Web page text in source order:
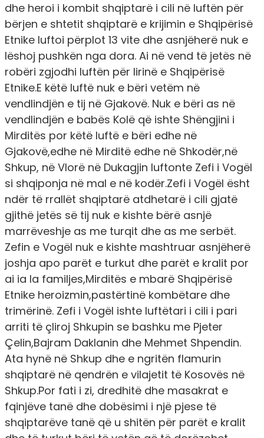
dhe heroi i kombit shqiptarë i cili në luftën për
bërjen e shtetit shqiptarë e krijimin e Shqipërisë
Etnike luftoi përplot 13 vite dhe asnjëherë nuk e
lëshoj pushkën nga dora. Ai në vend të jetës në
robëri zgjodhi luftën për lirinë e Shqipërisë
Etnike.E këtë luftë nuk e bëri vetëm në
vendlindjën e tij në Gjakovë. Nuk e bëri as në
vendlindjën e babës Kolë që ishte Shëngjini i
Mirditës por këtë luftë e bëri edhe në
Gjakovë,edhe në Mirditë edhe në Shkodër,në
Shkup, në Vlorë në Dukagjin luftonte Zefi i Vogël
si shqiponja në mal e në kodër.Zefi i Vogël ësht
ndër të rrallët shqiptarë atdhetarë i cili gjatë
gjithë jetës së tij nuk e kishte bërë asnjë
marrëveshje as me turqit dhe as me serbët.
Zefin e Vogël nuk e kishte mashtruar asnjëherë
joshja apo parët e turkut dhe parët e kralit por
ai ia la familjes,Mirditës e mbarë Shqipërisë
Etnike heroizmin,pastërtinë kombëtare dhe
trimërinë. Zefi i Vogël ishte luftëtari i cili i pari
arriti të çliroj Shkupin se bashku me Pjeter
Çelin,Bajram Daklanin dhe Mehmet Shpendin.
Ata hynë në Shkup dhe e ngritën flamurin
shqiptarë në qendrën e vilajetit të Kosovës në
Shkup.Por fati i zi, dredhitë dhe masakrat e
fqinjëve tanë dhe dobësimi i një pjese të
shqiptarëve tanë që u shitën për parët e kralit